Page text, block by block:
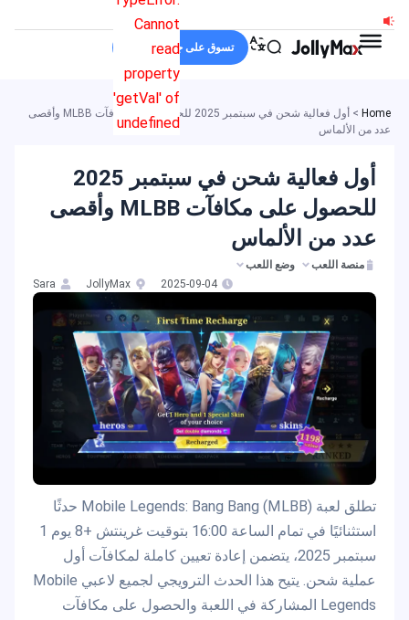
إلى
المحتوى
Cannot
read
property
'getVal' of
undefined
تسوق على جولي ماكس
Home
>
أول فعالية شحن في سبتمبر 2025 للحصول على مكافآت MLBB وأقصى
عدد من الألماس
أول فعالية شحن في سبتمبر 2025
للحصول على مكافآت MLBB وأقصى
عدد من الألماس
منصة اللعب
وضع اللعب
2025-09-04
JollyMax
Sara
تطلق لعبة Mobile Legends: Bang Bang (MLBB) حدثًا
استثنائيًا في تمام الساعة 16:00 بتوقيت غرينتش +8 يوم 1
سبتمبر 2025، يتضمن إعادة تعيين كاملة لمكافآت أول
عملية شحن. يتيح هذا الحدث الترويجي لجميع لاعبي Mobile
Legends المشاركة في اللعبة والحصول على مكافآت